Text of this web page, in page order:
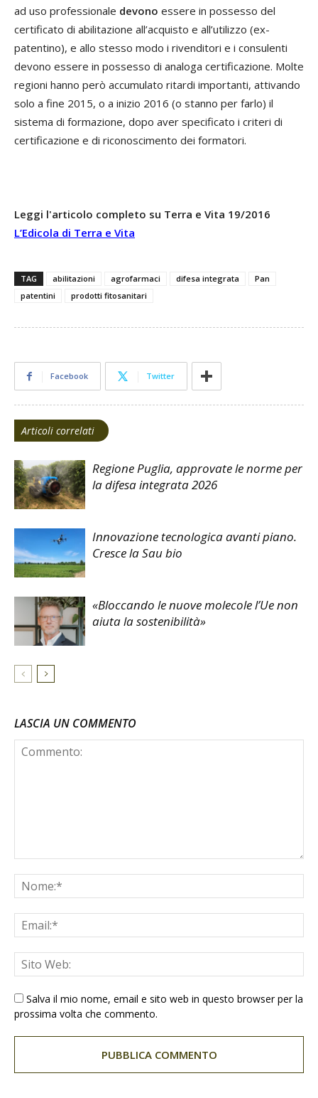
ad uso professionale devono essere in possesso del
certificato di abilitazione all’acquisto e all’utilizzo (ex-
patentino), e allo stesso modo i rivenditori e i consulenti
devono essere in possesso di analoga certificazione. Molte
regioni hanno però accumulato ritardi importanti, attivando
solo a fine 2015, o a inizio 2016 (o stanno per farlo) il
sistema di formazione, dopo aver specificato i criteri di
certificazione e di riconoscimento dei formatori.
Leggi l'articolo completo su Terra e Vita 19/2016
L’Edicola di Terra e Vita
TAG abilitazioni agrofarmaci difesa integrata
Pan
patentini
prodotti fitosanitari
Facebook Twitter
Articoli correlati
Regione Puglia, approvate le norme per
la difesa integrata 2026
Innovazione tecnologica avanti piano.
Cresce la Sau bio
«Bloccando le nuove molecole l’Ue non
aiuta la sostenibilità»
LASCIA UN COMMENTO
Salva il mio nome, email e sito web in questo browser per la
prossima volta che commento.